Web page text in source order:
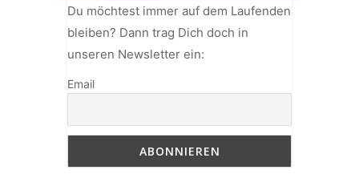
Du möchtest immer auf dem Laufenden
bleiben? Dann trag Dich doch in
unseren Newsletter ein:
Email